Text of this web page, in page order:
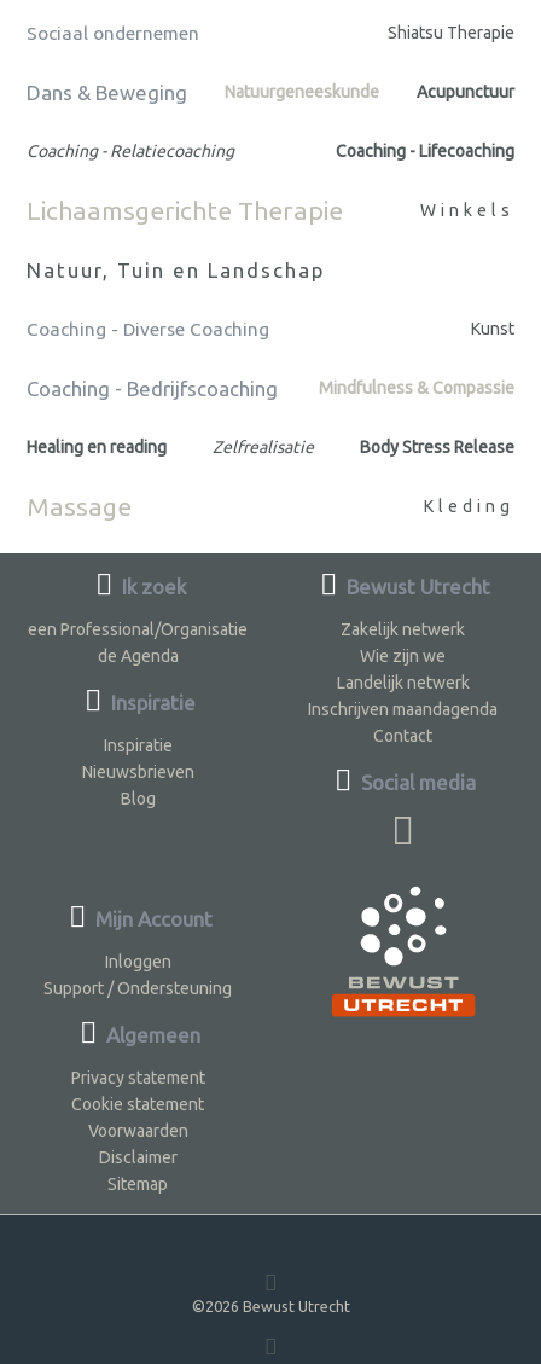
Sociaal ondernemen Shiatsu Therapie
Dans & Beweging Natuurgeneeskunde Acupunctuur
Coaching - Relatiecoaching Coaching - Lifecoaching
Lichaamsgerichte Therapie Winkels
Natuur, Tuin en Landschap
Coaching - Diverse Coaching Kunst
Coaching - Bedrijfscoaching Mindfulness & Compassie
Healing en reading Zelfrealisatie Body Stress Release
Massage Kleding
Ik zoek
een Professional/Organisatie
de Agenda
Inspiratie
Inspiratie
Nieuwsbrieven
Blog
Bewust Utrecht
Zakelijk netwerk
Wie zijn we
Landelijk netwerk
Inschrijven maandagenda
Contact
Social media
Mijn Account
Inloggen
Support / Ondersteuning
Algemeen
Privacy statement
Cookie statement
Voorwaarden
Disclaimer
Sitemap
©2026 Bewust Utrecht